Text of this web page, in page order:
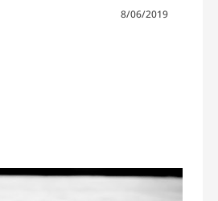
8/06/2019